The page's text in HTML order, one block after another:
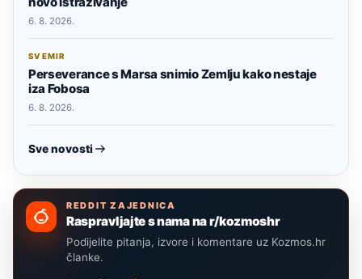
6. 8. 2026.
SVEMIR
Perseverance s Marsa snimio Zemlju kako nestaje
iza Fobosa
6. 8. 2026.
Sve novosti
REDDIT ZAJEDNICA
Raspravljajte s nama na r/kozmoshr
Podijelite pitanja, izvore i komentare uz Kozmos.hr
članke.